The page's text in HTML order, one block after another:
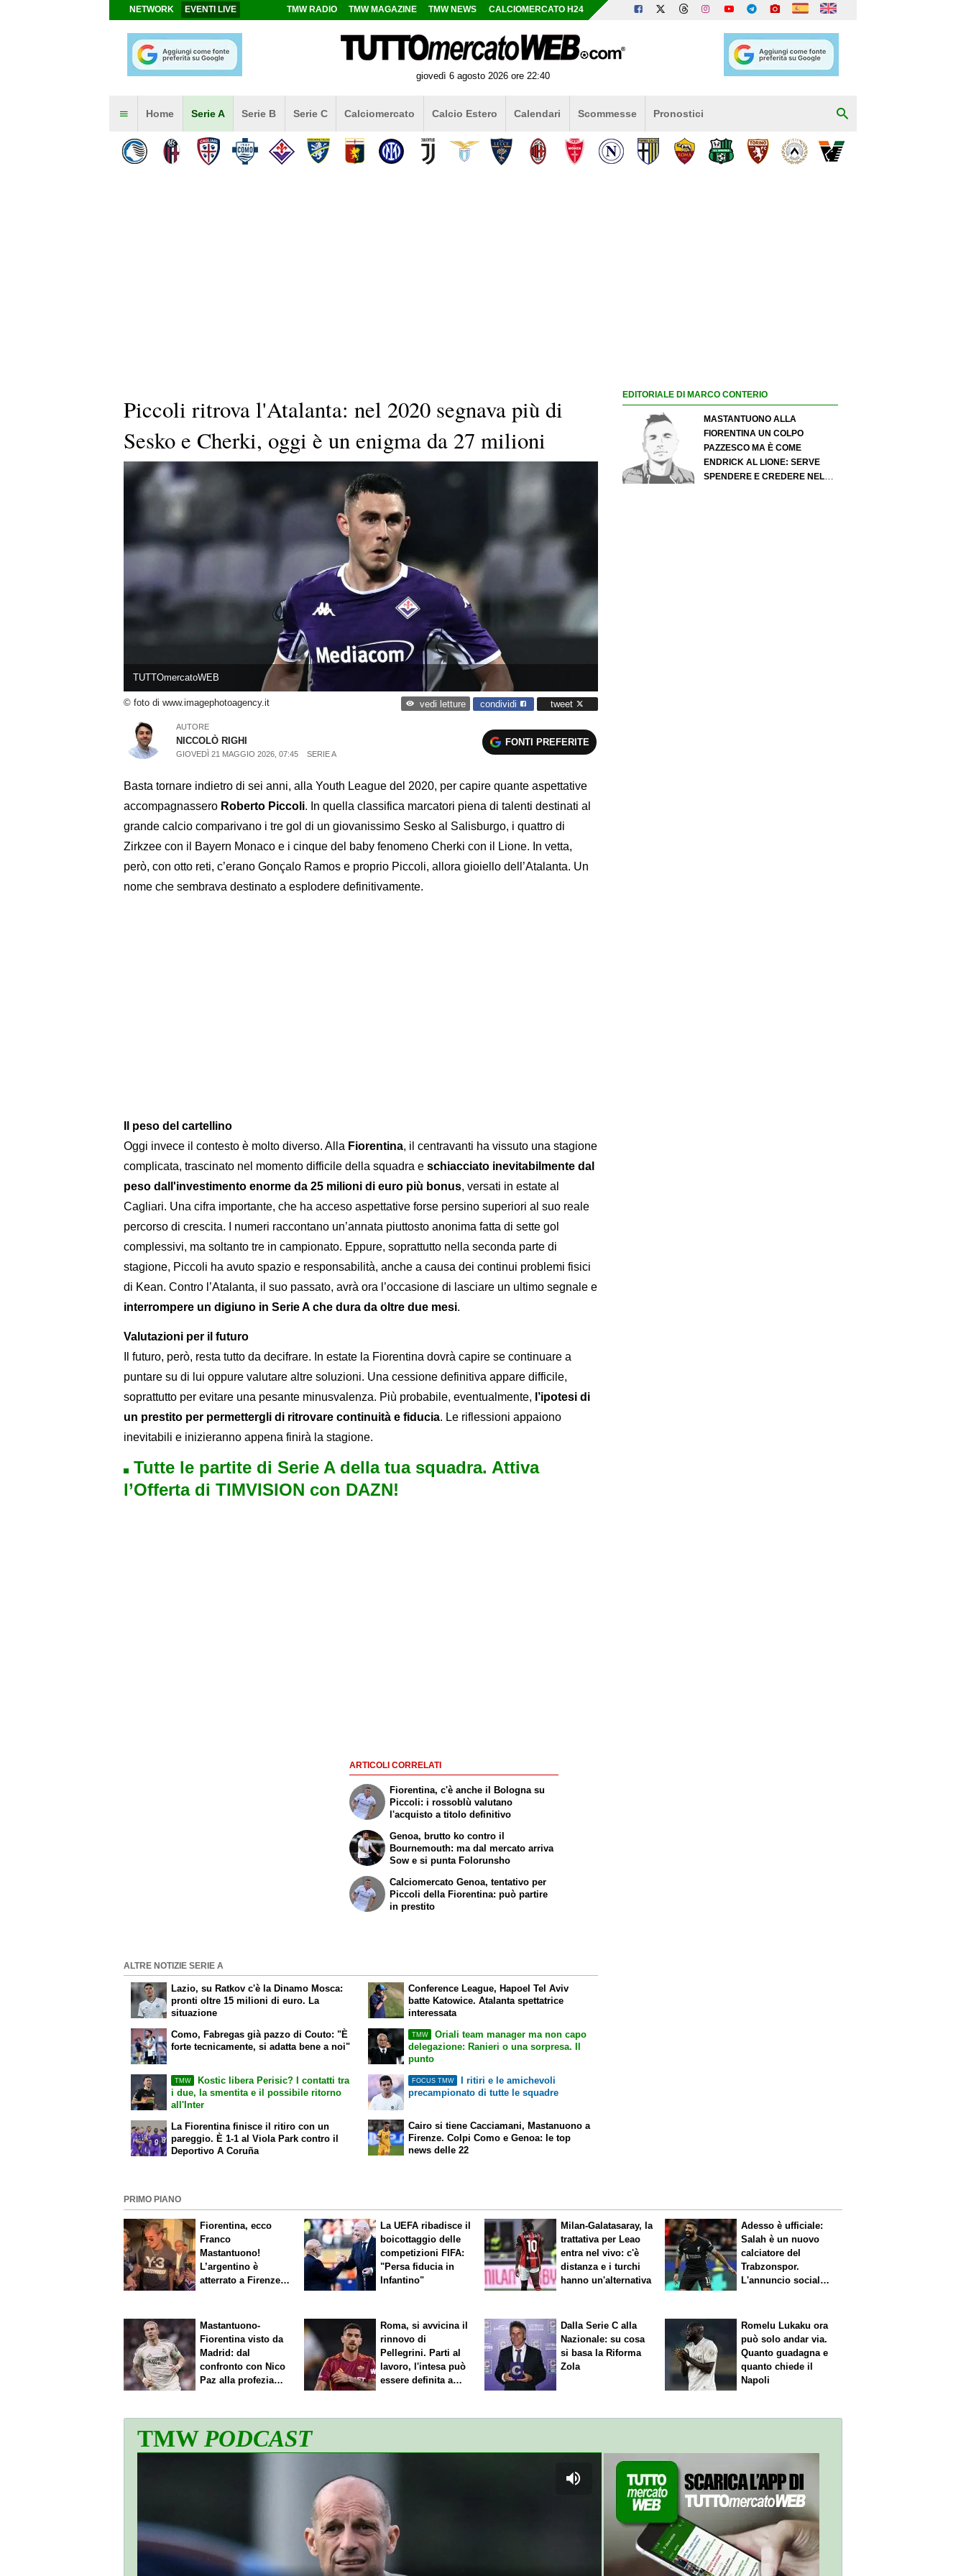
NETWORK EVENTI LIVE TMW RADIO TMW MAGAZINE TMW NEWS CALCIOMERCATO H24
giovedì 6 agosto 2026 ore 22:40
Home Serie A Serie B Serie C Calciomercato Calcio Estero Calendari Scommesse Pronostici
Piccoli ritrova l'Atalanta: nel 2020 segnava più di
Sesko e Cherki, oggi è un enigma da 27 milioni
TUTTOmercatoWEB
© foto di www.imagephotoagency.it vedi letture condividi tweet
AUTORE
NICCOLÒ RIGHI
GIOVEDÌ 21 MAGGIO 2026, 07:45 SERIE A
FONTI PREFERITE
Basta tornare indietro di sei anni, alla Youth League del 2020, per capire quante aspettative
accompagnassero Roberto Piccoli. In quella classifica marcatori piena di talenti destinati al
grande calcio comparivano i tre gol di un giovanissimo Sesko al Salisburgo, i quattro di
Zirkzee con il Bayern Monaco e i cinque del baby fenomeno Cherki con il Lione. In vetta,
però, con otto reti, c’erano Gonçalo Ramos e proprio Piccoli, allora gioiello dell’Atalanta. Un
nome che sembrava destinato a esplodere definitivamente.
Il peso del cartellino
Oggi invece il contesto è molto diverso. Alla Fiorentina, il centravanti ha vissuto una stagione
complicata, trascinato nel momento difficile della squadra e schiacciato inevitabilmente dal
peso dall'investimento enorme da 25 milioni di euro più bonus, versati in estate al
Cagliari. Una cifra importante, che ha acceso aspettative forse persino superiori al suo reale
percorso di crescita. I numeri raccontano un’annata piuttosto anonima fatta di sette gol
complessivi, ma soltanto tre in campionato. Eppure, soprattutto nella seconda parte di
stagione, Piccoli ha avuto spazio e responsabilità, anche a causa dei continui problemi fisici
di Kean. Contro l’Atalanta, il suo passato, avrà ora l’occasione di lasciare un ultimo segnale e
interrompere un digiuno in Serie A che dura da oltre due mesi.
Valutazioni per il futuro
Il futuro, però, resta tutto da decifrare. In estate la Fiorentina dovrà capire se continuare a
puntare su di lui oppure valutare altre soluzioni. Una cessione definitiva appare difficile,
soprattutto per evitare una pesante minusvalenza. Più probabile, eventualmente, l’ipotesi di
un prestito per permettergli di ritrovare continuità e fiducia. Le riflessioni appaiono
inevitabili e inizieranno appena finirà la stagione.
Tutte le partite di Serie A della tua squadra. Attiva
l’Offerta di TIMVISION con DAZN!
ARTICOLI CORRELATI
Fiorentina, c'è anche il Bologna su
Piccoli: i rossoblù valutano
l'acquisto a titolo definitivo
Genoa, brutto ko contro il
Bournemouth: ma dal mercato arriva
Sow e si punta Folorunsho
Calciomercato Genoa, tentativo per
Piccoli della Fiorentina: può partire
in prestito
ALTRE NOTIZIE SERIE A
Lazio, su Ratkov c'è la Dinamo Mosca:
pronti oltre 15 milioni di euro. La
situazione
Como, Fabregas già pazzo di Couto: "È
forte tecnicamente, si adatta bene a noi"
Conference League, Hapoel Tel Aviv
batte Katowice. Atalanta spettatrice
interessata
TMW
Oriali team manager ma non capo
delegazione: Ranieri o una sorpresa. Il
punto
TMW
Kostic libera Perisic? I contatti tra
i due, la smentita e il possibile ritorno
all'Inter
La Fiorentina finisce il ritiro con un
pareggio. È 1-1 al Viola Park contro il
Deportivo A Coruña
FOCUS TMW
I ritiri e le amichevoli
precampionato di tutte le squadre
Cairo si tiene Cacciamani, Mastanuono a
Firenze. Colpi Como e Genoa: le top
news delle 22
EDITORIALE DI MARCO CONTERIO
MASTANTUONO ALLA
FIORENTINA UN COLPO
PAZZESCO MA È COME
ENDRICK AL LIONE: SERVE
SPENDERE E CREDERE NELLO
PRIMO PIANO
Fiorentina, ecco
Franco
Mastantuono!
L’argentino è
atterrato a Firenze,
La UEFA ribadisce il
boicottaggio delle
competizioni FIFA:
"Persa fiducia in
Infantino"
Milan-Galatasaray, la
trattativa per Leao
entra nel vivo: c'è
distanza e i turchi
hanno un'alternativa
Adesso è ufficiale:
Salah è un nuovo
calciatore del
Trabzonspor.
L'annuncio social
Mastantuono-
Fiorentina visto da
Madrid: dal
confronto con Nico
Paz alla profezia
Roma, si avvicina il
rinnovo di
Pellegrini. Parti al
lavoro, l'intesa può
essere definita a
Dalla Serie C alla
Nazionale: su cosa
si basa la Riforma
Zola
Romelu Lukaku ora
può solo andar via.
Quanto guadagna e
quanto chiede il
Napoli
TMWPODCAST